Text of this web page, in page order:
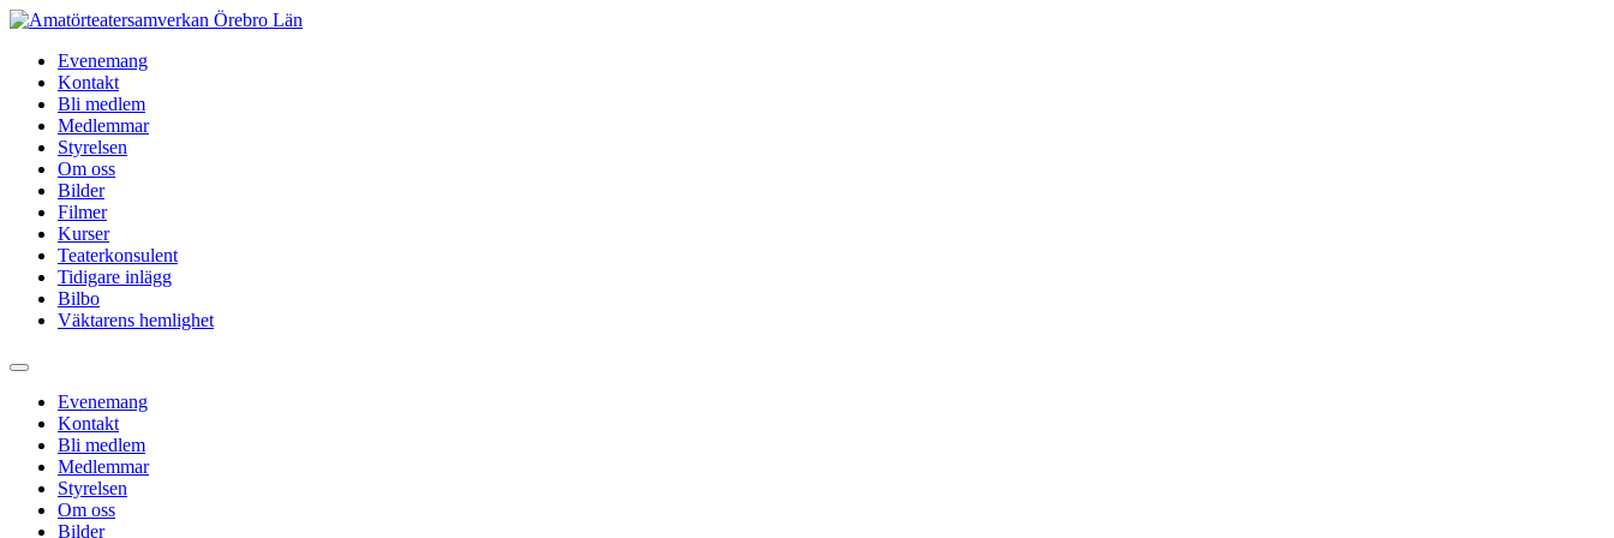
Evenemang
Kontakt
Bli medlem
Medlemmar
Styrelsen
Om oss
Bilder
Filmer
Kurser
Teaterkonsulent
Tidigare inlägg
Bilbo
Väktarens hemlighet
Evenemang
Kontakt
Bli medlem
Medlemmar
Styrelsen
Om oss
Bilder